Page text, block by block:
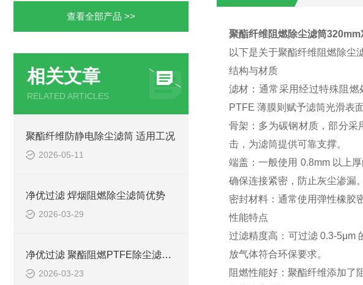
查看全部产品 >>
相关文章
RELATED ARTICLES
聚酯纤维防静电除尘滤筒 适用工况
2026-05-11
净优过滤 焊烟阻燃除尘滤筒优势
2026-03-29
净优过滤 聚酯阻燃PTFE除尘滤筒优势
2026-03-23
聚酯纤维阻燃除尘滤筒
以下是关于聚酯纤维阻燃除尘
结构与材质
滤材：通常采用经过特殊阻
PTFE 薄膜则赋予滤筒光滑表
骨架：多为碳钢材质，部分
击，为滤筒提供可靠支撑。
端盖：一般使用 0.8mm 以上
确保连接紧密，防止灰尘渗漏。
密封材料：通常使用弹性橡胶
性能特点
过滤精度高：可过滤 0.3-5μm
放气体符合环保要求。
阻燃性能好：聚酯纤维添加了